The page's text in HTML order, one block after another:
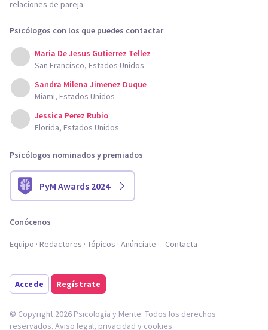
relaciones de pareja.
Psicólogos con los que puedes contactar
Maria De Jesus Gutierrez Tellez
San Francisco, Estados Unidos
Sandra Milena Jimenez Duque
Miami, Estados Unidos
Jessica Perez Rubio
Florida, Estados Unidos
Psicólogos nominados y premiados
PyM Awards 2024
Conócenos
Equipo Redactores Tópicos Anúnciate Contacta
Accede Regístrate
© Copyright 2026 Psicología y Mente. Todos los derechos
reservados. Aviso legal, privacidad y cookies.